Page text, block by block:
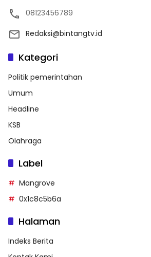
08123456789
Redaksi@bintangtv.id
Kategori
Politik pemerintahan
Umum
Headline
KSB
Olahraga
Label
Mangrove
0x1c8c5b6a
Halaman
Indeks Berita